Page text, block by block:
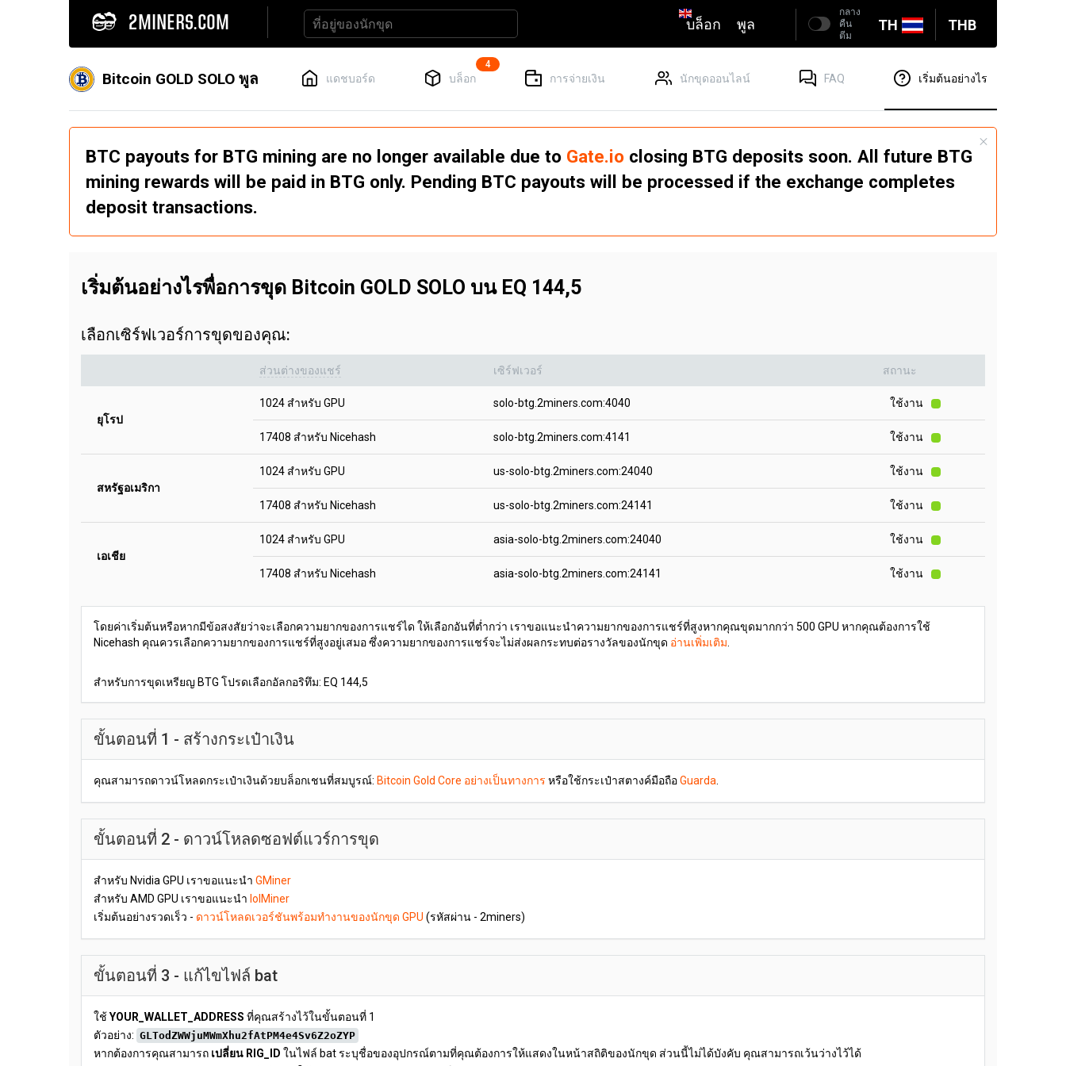
2MINERS.COM TH THB
บล็อก พูล
กลาง
คืน
ตีม
Bitcoin GOLD SOLO พูล แดชบอร์ด บล็อก
4
การจ่ายเงิน นักขุดออนไลน์ FAQ เริ่มต้นอย่างไร
BTC payouts for BTG mining are no longer available due to Gate.io closing BTG deposits soon. All future BTG
mining rewards will be paid in BTG only. Pending BTC payouts will be processed if the exchange completes
deposit transactions.
เริ่มต้นอย่างไรพื่อการขุด Bitcoin GOLD SOLO บน EQ 144,5
เลือกเซิร์ฟเวอร์การขุดของคุณ:
ส่วนต่างของแชร์ เซิร์ฟเวอร์ สถานะ
ยุโรป
1024 สำหรับ GPU solo-btg.2miners.com:4040 ใช้งาน
17408 สำหรับ Nicehash solo-btg.2miners.com:4141 ใช้งาน
สหรัฐอเมริกา
1024 สำหรับ GPU us-solo-btg.2miners.com:24040 ใช้งาน
17408 สำหรับ Nicehash us-solo-btg.2miners.com:24141 ใช้งาน
เอเชีย
1024 สำหรับ GPU asia-solo-btg.2miners.com:24040 ใช้งาน
17408 สำหรับ Nicehash asia-solo-btg.2miners.com:24141 ใช้งาน
โดยค่าเริ่มต้นหรือหากมีข้อสงสัยว่าจะเลือกความยากของการแชร์ได ให้เลือกอันที่ต่ำกว่า เราขอแนะนำความยากของการแชร์ที่สูงหากคุณขุดมากกว่า 500 GPU หากคุณต้องการใช้
Nicehash คุณควรเลือกความยากของการแชร์ที่สูงอยู่เสมอ ซึ่งความยากของการแชร์จะไม่ส่งผลกระทบต่อรางวัลของนักขุด อ่านเพิ่มเติม
สำหรับการขุดเหรียญ BTG โปรดเลือกอัลกอริทึม: EQ 144,5
ขั้นตอนที่ 1 - สร้างกระเป๋าเงิน
คุณสามารถดาวน์โหลดกระเป๋าเงินด้วยบล็อกเชนที่สมบูรณ์: Bitcoin Gold Core อย่างเป็นทางการ หรือใช้กระเป๋าสตางค์มือถือGuarda
ขั้นตอนที่ 2 - ดาวน์โหลดซอฟต์แวร์การขุด
สำหรับ Nvidia GPU เราขอแนะนำ GMiner
สำหรับ AMD GPU เราขอแนะนำ lolMiner
เริ่มต้นอย่างรวดเร็ว - ดาวน์โหลดเวอร์ชันพร้อมทำงานของนักขุด GPU (รหัสผ่าน - 2miners)
ขั้นตอนที่ 3 - แก้ไขไฟล์ bat
ใช้ YOUR_WALLET_ADDRESS ที่คุณสร้างไว้ในขั้นตอนที่ 1
ตัวอย่าง: GLTodZWWjuMWmXhu2fAtPM4e4Sv6Z2oZYP
หากต้องการคุณสามารถ เปลี่ยน RIG_ID ในไฟล์ bat ระบุชื่อของอุปกรณ์ตามที่คุณต้องการให้แสดงในหน้าสถิติของนักขุด ส่วนนี้ไม่ได้บังคับ คุณสามารถเว้นว่างไว้ได้